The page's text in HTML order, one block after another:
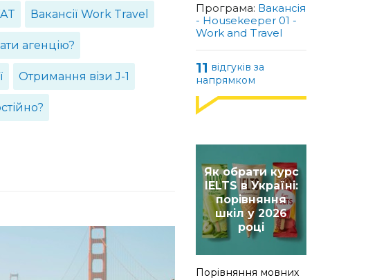
Вакансії Work Travel
агенцію?
Отримання візи J-1
чай. Коли підійшла
черга, моторошно
нервувала, підійшла
до вікна і забула про
все.
Програма: Вакансія
- Housekeeper 01 -
Work and Travel
11 відгуків за
напрямком
Як обрати курс
IELTS в Україні:
порівняння
шкіл у 2026
році
Порівняння мовних